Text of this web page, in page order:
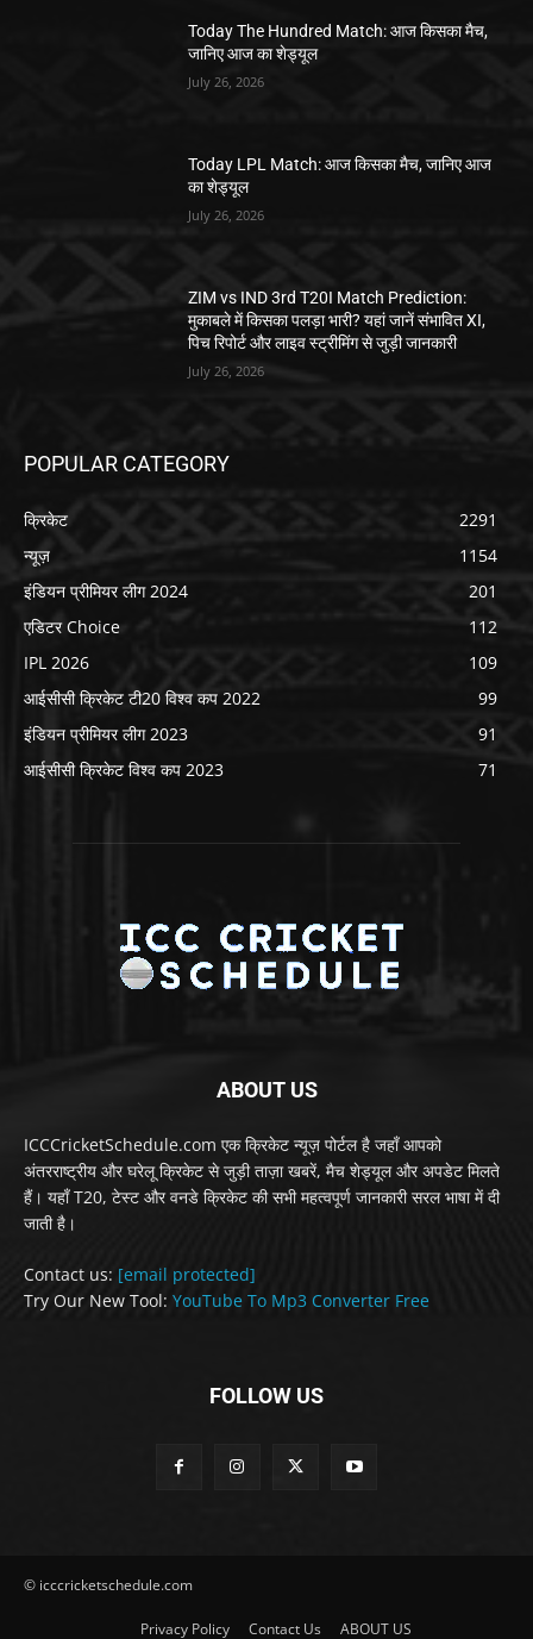
Today The Hundred Match: आज किसका मैच,
जानिए आज का शेड्यूल
July 26, 2026
Today LPL Match: आज किसका मैच, जानिए आज
का शेड्यूल
July 26, 2026
ZIM vs IND 3rd T20I Match Prediction:
मुकाबले में किसका पलड़ा भारी? यहां जानें संभावित XI,
पिच रिपोर्ट और लाइव स्ट्रीमिंग से जुड़ी जानकारी
July 26, 2026
POPULAR CATEGORY
क्रिकेट
2291
न्यूज़
1154
इंडियन प्रीमियर लीग 2024
201
एडिटर Choice
112
IPL 2026
109
आईसीसी क्रिकेट टी20 विश्व कप 2022
99
इंडियन प्रीमियर लीग 2023
91
आईसीसी क्रिकेट विश्व कप 2023
71
ABOUT US
ICCCricketSchedule.com एक क्रिकेट न्यूज़ पोर्टल है जहाँ आपको
अंतरराष्ट्रीय और घरेलू क्रिकेट से जुड़ी ताज़ा खबरें, मैच शेड्यूल और अपडेट मिलते
हैं। यहाँ T20, टेस्ट और वनडे क्रिकेट की सभी महत्वपूर्ण जानकारी सरल भाषा में दी
जाती है।
Contact us: [email protected]
Try Our New Tool: YouTube To Mp3 Converter Free
FOLLOW US
© icccricketschedule.com
Privacy Policy Contact Us ABOUT US